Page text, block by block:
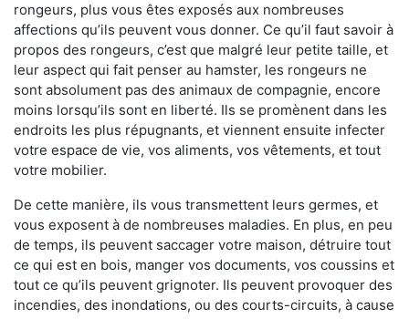
rongeurs, plus vous êtes exposés aux nombreuses
affections qu’ils peuvent vous donner. Ce qu’il faut savoir à
propos des rongeurs, c’est que malgré leur petite taille, et
leur aspect qui fait penser au hamster, les rongeurs ne
sont absolument pas des animaux de compagnie, encore
moins lorsqu’ils sont en liberté. Ils se promènent dans les
endroits les plus répugnants, et viennent ensuite infecter
votre espace de vie, vos aliments, vos vêtements, et tout
votre mobilier.
De cette manière, ils vous transmettent leurs germes, et
vous exposent à de nombreuses maladies. En plus, en peu
de temps, ils peuvent saccager votre maison, détruire tout
ce qui est en bois, manger vos documents, vos coussins et
tout ce qu’ils peuvent grignoter. Ils peuvent provoquer des
incendies, des inondations, ou des courts-circuits, à cause